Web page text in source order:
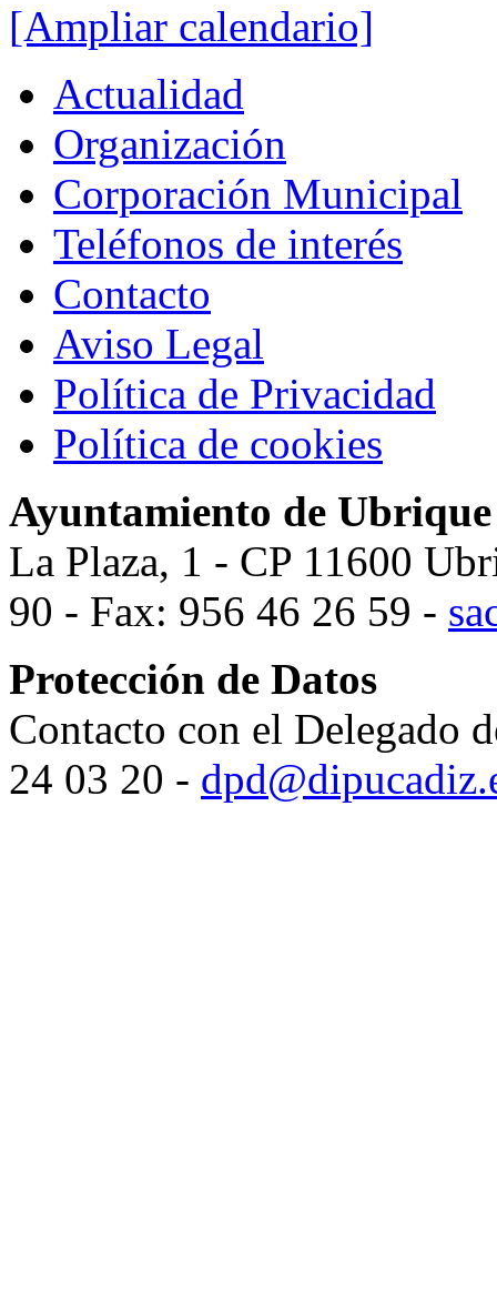
[Ampliar calendario]
Actualidad
Organización
Corporación Municipal
Teléfonos de interés
Contacto
Aviso Legal
Política de Privacidad
Política de cookies
Ayuntamiento de Ubrique
La Plaza, 1 - CP 11600
90 - Fax: 956 46 26 59 -
Protección de Datos
Contacto con el Delegado
24 03 20 -